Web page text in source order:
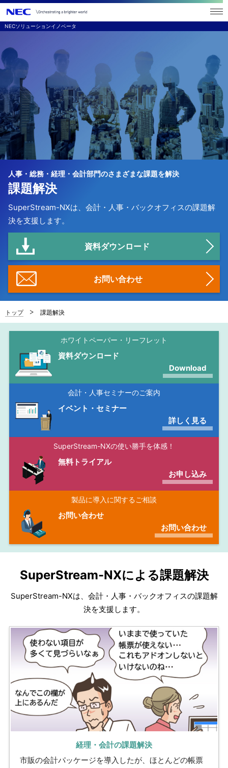
NECソリューションイノベータ
人事・総務・経理・会計部門のさまざまな課題を解決
課題解決
SuperStream-NXは、会計・人事・バックオフィスの課題解
決を支援します。
資料ダウンロード
お問い合わせ
トップ 課題解決
ホワイトペーパー・リーフレット
資料ダウンロード
Download
会計・人事セミナーのご案内
イベント・セミナー
詳しく見る
SuperStream-NXの使い勝手を体感！
無料トライアル
お申し込み
製品に導入に関するご相談
お問い合わせ
お問い合わせ
SuperStream-NXによる課題解決
SuperStream-NXは、会計・人事・バックオフィスの課題解
決を支援します。
経理・会計の課題解決
市販の会計パッケージを導入したが、ほとんどの帳票